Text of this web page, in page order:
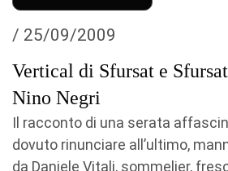
/ 25/09/2009
Vertical di Sfursat e
Nino Negri
Il racconto di una serata
dovuto rinunciare all’ultimo,
da Daniele Vitali, sommelier,